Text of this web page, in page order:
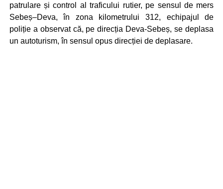
patrulare și control al traficului rutier, pe sensul de mers
Sebeș–Deva, în zona kilometrului 312, echipajul de
poliție a observat că, pe direcția Deva-Sebeș, se deplasa
un autoturism, în sensul opus direcției de deplasare.